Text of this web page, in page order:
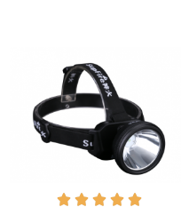
    